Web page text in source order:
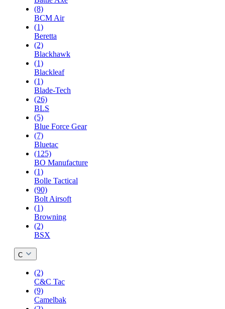
(8)
BCM Air
(1)
Beretta
(2)
Blackhawk
(1)
Blackleaf
(1)
Blade-Tech
(26)
BLS
(5)
Blue Force Gear
(7)
Bluetac
(125)
BO Manufacture
(1)
Bolle Tactical
(90)
Bolt Airsoft
(1)
Browning
(2)
BSX
C
(2)
C&C Tac
(9)
Camelbak